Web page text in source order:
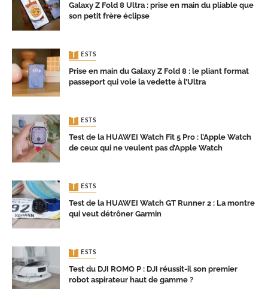
Galaxy Z Fold 8 Ultra : prise en main du pliable que
son petit frère éclipse
TESTS
Prise en main du Galaxy Z Fold 8 : le pliant format
passeport qui vole la vedette à l’Ultra
TESTS
Test de la HUAWEI Watch Fit 5 Pro : l’Apple Watch
de ceux qui ne veulent pas d’Apple Watch
TESTS
Test de la HUAWEI Watch GT Runner 2 : La montre
qui veut détrôner Garmin
TESTS
Test du DJI ROMO P : DJI réussit-il son premier
robot aspirateur haut de gamme ?